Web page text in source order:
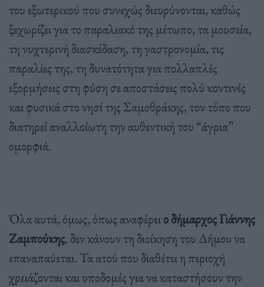
του εξωτερικού που συνεχώς διευρύνονται, καθώς
ξεχωρίζει για το παραλιακό της μέτωπο, τα μουσεία,
τη νυχτερινή διασκέδαση, τη γαστρονομία, τις
παραλίες της, τη δυνατότητα για πολλαπλές
εξορμήσεις στη φύση σε αποστάσεις πολύ κοντινές
και φυσικά στο νησί της Σαμοθράκης, τον τόπο που
διατηρεί αναλλοίωτη την αυθεντική του “άγρια”
ομορφιά.
Όλα αυτά, όμως, όπως αναφέρειο δήμαρχος Γιάννης
Ζαμπούκης, δεν κάνουν τη διοίκηση του Δήμου να
επαναπαύεται. Τα ατού που διαθέτει η περιοχή
χρειάζονται και υποδομές για να καταστήσουν την